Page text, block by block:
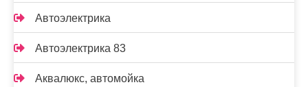
Автоэлектрика
Автоэлектрика 83
Аквалюкс, автомойка